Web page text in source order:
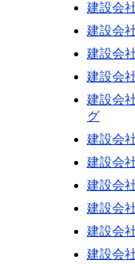
建設会
建設会
建設会
建設会
建設会
グ
建設会
建設会
建設会
建設会
建設会
建設会